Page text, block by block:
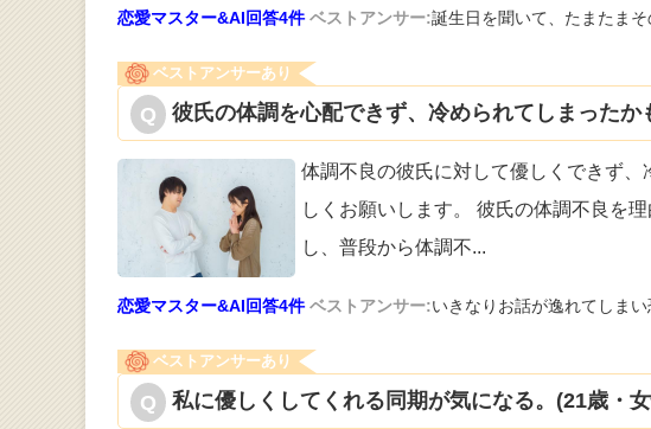
恋愛マスター&AI回答4件 ベストアンサー:誕生日を聞いて、たまたま
ベストアンサーあり
彼氏の体調を心配できず、冷められてしまったか
体調不良の彼氏に対して優しくできず
しくお願いし ます。 彼氏の体調不良を
し、普段から体調不...
恋愛マスター&AI回答4件 ベストアンサー:いきなりお話が逸れてしま
ベストアンサーあり
私に優しくしてくれる同期が気になる。(21歳・女